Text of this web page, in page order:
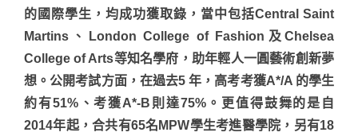
的國際學生，均成功獲取錄，當中包括Central Saint
Martins、London College of Fashion及Chelsea
College of Arts等知名學府，助年輕人一圓藝術創新夢
想。公開考試方面，在過去5 年，高考考獲A*/A 的學生
約有51%、考獲A*-B則達75%。更值得鼓舞的是自
2014年起，合共有65名MPW學生考進醫學院，另有18